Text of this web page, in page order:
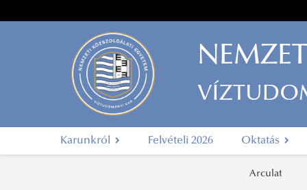
Karunkról Felvételi 2026 Oktatás
Arculat